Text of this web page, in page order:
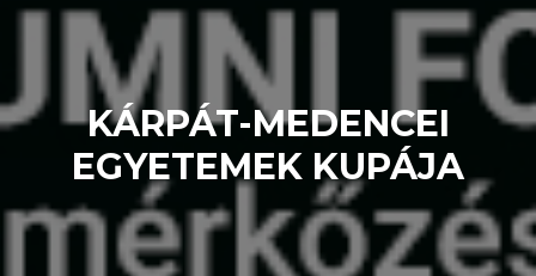
KÁRPÁT-MEDENCEI
EGYETEMEK KUPÁJA